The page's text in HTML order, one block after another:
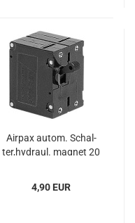
Air­pax autom. Schal­
ter,hy­draul. ma­gnet 20
4,90 EUR